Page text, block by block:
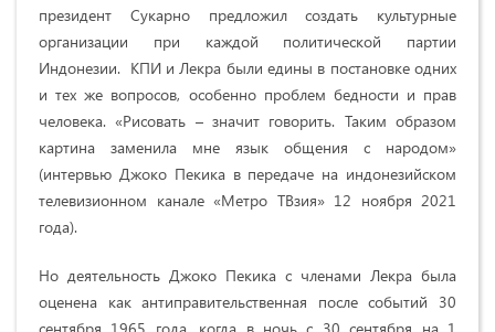
президент Сукарно предложил создать культурные
организации при каждой политической партии
Индонезии. КПИ и Лекра были едины в постановке одних
и тех же вопросов, особенно проблем бедности и прав
человека.«Рисовать – значит говорить. Таким образом
картина заменила мне язык общения с народом»
(интервью Джоко Пекика в передаче на индонезийском
телевизионном канале «Метро ТВзия»12 ноября 2021
года).
Но деятельность Джоко Пекика с членами Лекра была
оценена какантиправительственная после событий 30
сентября 1965 года, когда в ночь с 30 сентября на 1